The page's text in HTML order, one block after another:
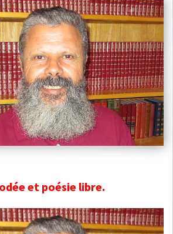
et poésie libre.